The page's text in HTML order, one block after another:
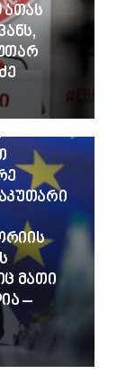
ათას
მათი
–